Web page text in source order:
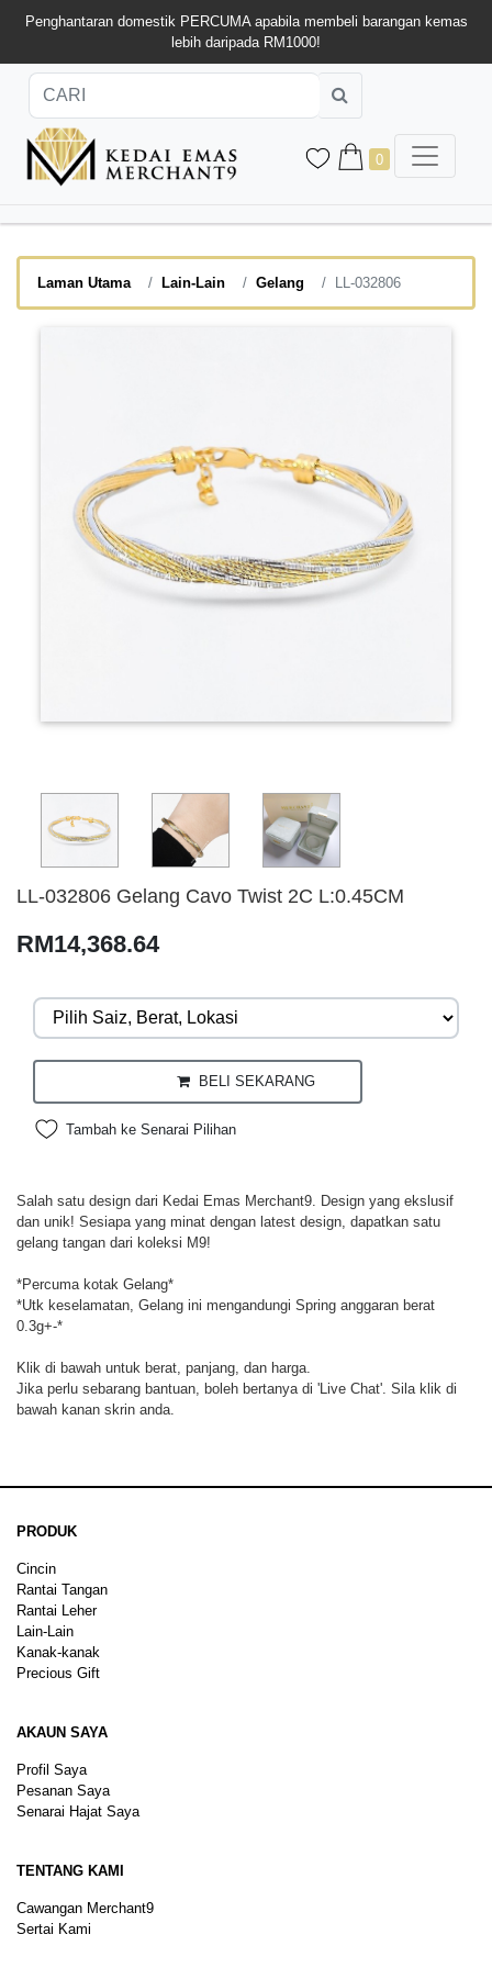
Penghantaran domestik PERCUMA apabila membeli barangan kemas
lebih daripada RM1000!
0
Laman Utama Lain-Lain Gelang LL-032806
LL-032806 Gelang Cavo Twist 2C L:0.45CM
RM14,368.64
BELI SEKARANG
Tambah ke Senarai Pilihan
Salah satu design dari Kedai Emas Merchant9. Design yang ekslusif
dan unik! Sesiapa yang minat dengan latest design, dapatkan satu
gelang tangan dari koleksi M9!
*Percuma kotak Gelang*
*Utk keselamatan, Gelang ini mengandungi Spring anggaran berat
0.3g+-*
Klik di bawah untuk berat, panjang, dan harga.
Jika perlu sebarang bantuan, boleh bertanya di 'Live Chat'. Sila klik di
bawah kanan skrin anda.
PRODUK
Cincin
Rantai Tangan
Rantai Leher
Lain-Lain
Kanak-kanak
Precious Gift
AKAUN SAYA
Profil Saya
Pesanan Saya
Senarai Hajat Saya
TENTANG KAMI
Cawangan Merchant9
Sertai Kami